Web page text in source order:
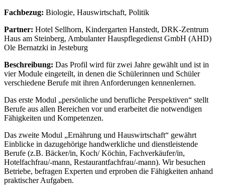
Fachbezug: Biologie, Hauswirtschaft, Politik
Partner: Hotel Sellhorn, Kindergarten Hanstedt, DRK-Zentrum
Haus am Steinberg, Ambulanter Hauspflegedienst GmbH (AHD)
Ole Bernatzki in Jesteburg
Beschreibung: Das Profil wird für zwei Jahre gewählt und ist in
vier Module eingeteilt, in denen die Schülerinnen und Schüler
verschiedene Berufe mit ihren Anforderungen kennenlernen.
Das erste Modul „persönliche und berufliche Perspektiven“ stellt
Berufe aus allen Bereichen vor und erarbeitet die notwendigen
Fähigkeiten und Kompetenzen.
Das zweite Modul „Ernährung und Hauswirtschaft“ gewährt
Einblicke in dazugehörige handwerkliche und dienstleistende
Berufe (z.B. Bäcker/in, Koch/ Köchin, Fachverkäufer/in,
Hotelfachfrau/-mann, Restaurantfachfrau/-mann). Wir besuchen
Betriebe, befragen Experten und erproben die Fähigkeiten anhand
praktischer Aufgaben.